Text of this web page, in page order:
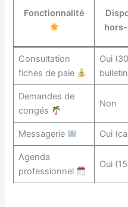
Fonctionnalité
Consultation
fiches de paie
Oui
Demandes de
congés
Non
Messagerie Oui
Agenda
professionnel
Oui